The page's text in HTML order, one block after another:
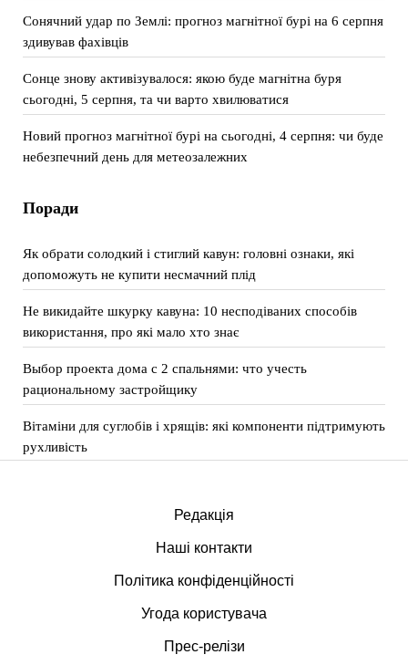
Сонячний удар по Землі: прогноз магнітної бурі на 6 серпня
здивував фахівців
Сонце знову активізувалося: якою буде магнітна буря
сьогодні, 5 серпня, та чи варто хвилюватися
Новий прогноз магнітної бурі на сьогодні, 4 серпня: чи буде
небезпечний день для метеозалежних
Поради
Як обрати солодкий і стиглий кавун: головні ознаки, які
допоможуть не купити несмачний плід
Не викидайте шкурку кавуна: 10 несподіваних способів
використання, про які мало хто знає
Выбор проекта дома с 2 спальнями: что учесть
рациональному застройщику
Вітаміни для суглобів і хрящів: які компоненти підтримують
рухливість
Редакція
Наші контакти
Політика конфіденційності
Угода користувача
Прес-релізи